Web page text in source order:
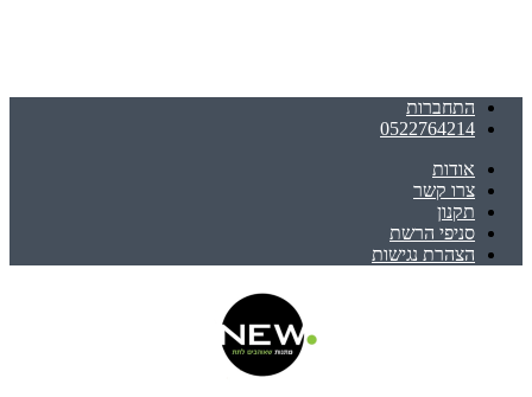
התחברות
0522764214
אודות
צרו קשר
תקנון
סניפי הרשת
הצהרת נגישות